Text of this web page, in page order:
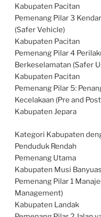
Kabupaten Pacitan
Pemenang Pilar 3
(Safer Vehicle)
Kabupaten Pacitan
Pemenang Pilar 4
Berkeselamatan (Safer
Kabupaten Pacitan
Pemenang Pilar 5:
Kecelakaan (Pre and
Kabupaten Jepara
Kategori Kabupaten
Penduduk Rendah
Pemenang Utama
Kabupaten Musi
Pemenang Pilar 1
Management)
Kabupaten Landak